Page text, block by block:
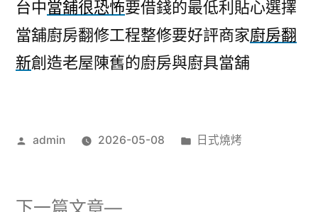
台中當舖很恐怖要借錢的最低利貼心選擇
當舖廚房翻修工程整修要好評商家廚房翻
新創造老屋陳舊的廚房與廚具當舖
作
admin 2026-05-08
分
日式燒烤
下一篇文章
下